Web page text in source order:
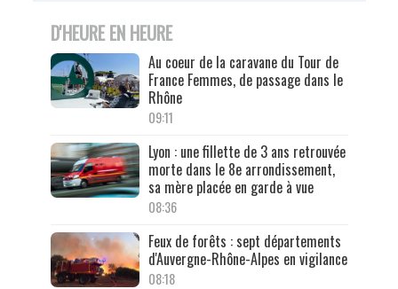
D'HEURE EN HEURE
Au coeur de la caravane du Tour de
France Femmes, de passage dans le
Rhône
09:11
Lyon : une fillette de 3 ans retrouvée
morte dans le 8e arrondissement,
sa mère placée en garde à vue
08:36
Feux de forêts : sept départements
d'Auvergne-Rhône-Alpes en vigilance
08:18